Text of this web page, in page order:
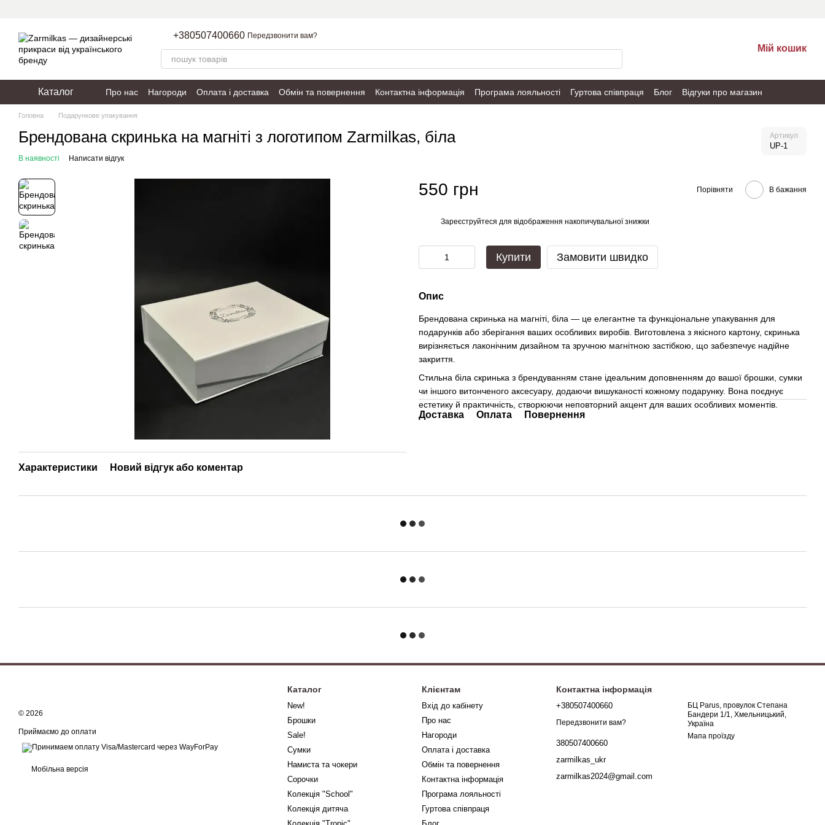
+380507400660 Передзвонити вам?
Мій кошик
Каталог Про нас Нагороди Оплата і доставка Обмін та повернення Контактна інформація Програма лояльності Гуртова співпраця Блог
Відгуки про магазин
Пакування
Політика конфіденційності Публічний договір
Головна Подарункове упакування
Брендована скринька на магніті з логотипом Zarmilkas, біла Артикул
UP-1
В наявності Написати відгук
Характеристики Новий відгук або коментар
550 грн Порівняти В бажання
Зареєструйтеся для відображення накопичувальної знижки
Купити Замовити швидко
Опис
Брендована скринька на магніті, біла — це елегантне та функціональне упакування для
подарунків або зберігання ваших особливих виробів. Виготовлена з якісного картону, скринька
вирізняється лаконічним дизайном та зручною магнітною застібкою, що забезпечує надійне
закриття.
Стильна біла скринька з брендуванням стане ідеальним доповненням до вашої брошки, сумки
чи іншого витонченого аксесуару, додаючи вишуканості кожному подарунку. Вона поєднує
естетику й практичність, створюючи неповторний акцент для ваших особливих моментів.
Доставка Оплата Повернення
© 2026
Приймаємо до оплати
Мобільна версія
Каталог
New!
Брошки
Sale!
Сумки
Намиста та чокери
Сорочки
Колекція "School"
Колекція дитяча
Клієнтам
Вхід до кабінету
Про нас
Нагороди
Оплата і доставка
Обмін та повернення
Контактна інформація
Програма лояльності
Гуртова співпраця
Контактна інформація
+380507400660
Передзвонити вам?
380507400660
zarmilkas_ukr
zarmilkas2024@gmail.com
БЦ Parus, провулок Степана
Бандери 1/1, Хмельницький,
Україна
Мапа проїзду